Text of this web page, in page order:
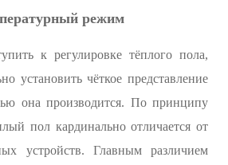
режим
к регулировке тёплого пола,
установить чёткое представление
она производится. По принципу
пол кардинально отличается от
устройств. Главным различием